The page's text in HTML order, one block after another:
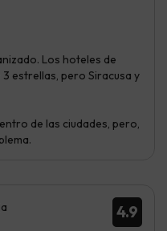
Los hoteles de
estrellas, pero Siracusa y
de las ciudades, pero,
4.9